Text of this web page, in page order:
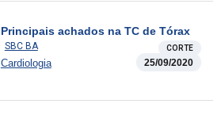
Principais achados na TC de Tórax
SBC BA CORTE
Cardiologia 25/09/2020